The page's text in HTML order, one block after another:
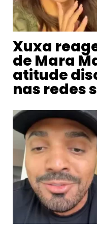
Xuxa
de Mara
atitude
nas redes